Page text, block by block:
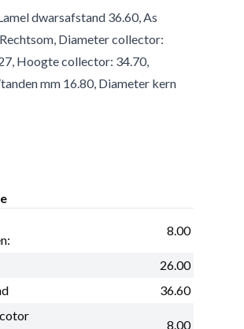
dwarsafstand 36.60, As
Diameter collector:
Hoogte collector: 34.70,
mm 16.80, Diameter kern
8.00
26.00
36.60
8.00